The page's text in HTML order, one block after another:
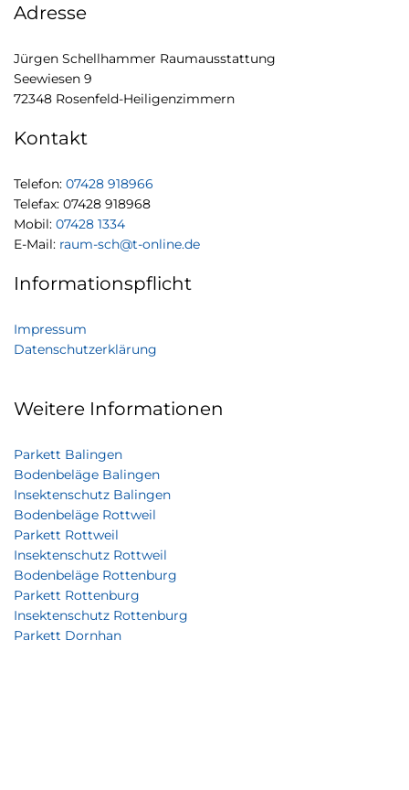
Adresse
Jürgen Schellhammer Raumausstattung
Seewiesen 9
72348 Rosenfeld-Heiligenzimmern
Kontakt
Telefon: 07428 918966
Telefax: 07428 918968
Mobil: 07428 1334
E-Mail: raum-sch@t-online.de
Informationspflicht
Impressum
Datenschutzerklärung
Weitere Informationen
Parkett Balingen
Bodenbeläge Balingen
Insektenschutz Balingen
Bodenbeläge Rottweil
Parkett Rottweil
Insektenschutz Rottweil
Bodenbeläge Rottenburg
Parkett Rottenburg
Insektenschutz Rottenburg
Parkett Dornhan